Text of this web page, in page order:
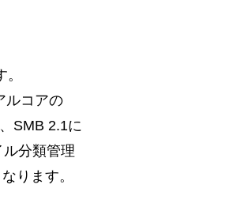
ルコアの
SMB 2.1に
分類管理
ります。